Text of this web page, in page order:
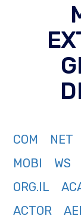
COM NET
MOBI
WS
ORG.IL
ACTOR